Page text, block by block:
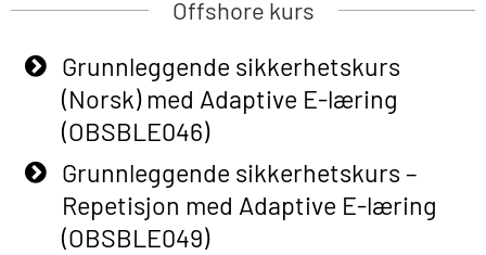
Offshore kurs
Grunnleggende sikkerhetskurs
(Norsk) med Adaptive E-læring
(OBSBLE046)
Grunnleggende sikkerhetskurs –
Repetisjon med Adaptive E-læring
(OBSBLE049)